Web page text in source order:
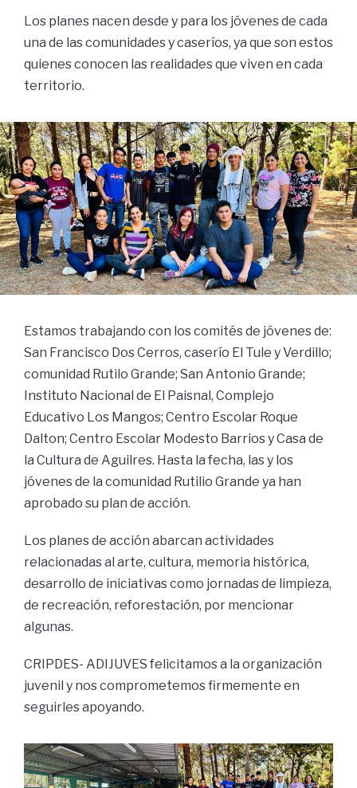
Los planes nacen desde y para los jóvenes de cada
una de las comunidades y caseríos, ya que son estos
quienes conocen las realidades que viven en cada
territorio.
Estamos trabajando con los comités de jóvenes de:
San Francisco Dos Cerros, caserío El Tule y Verdillo;
comunidad Rutilo Grande; San Antonio Grande;
Instituto Nacional de El Paisnal, Complejo
Educativo Los Mangos; Centro Escolar Roque
Dalton; Centro Escolar Modesto Barrios y Casa de
la Cultura de Aguilres. Hasta la fecha, las y los
jóvenes de la comunidad Rutilio Grande ya han
aprobado su plan de acción.
Los planes de acción abarcan actividades
relacionadas al arte, cultura, memoria histórica,
desarrollo de iniciativas como jornadas de limpieza,
de recreación, reforestación, por mencionar
algunas.
CRIPDES- ADIJUVES felicitamos a la organización
juvenil y nos comprometemos firmemente en
seguirles apoyando.